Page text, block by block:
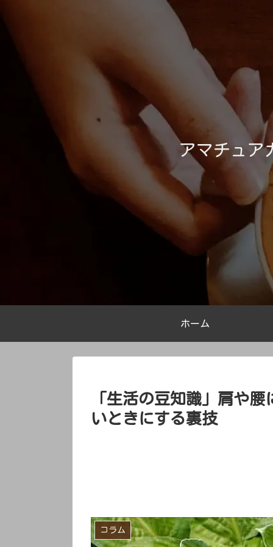
アマチュア
ホーム
「生活の豆知識」肩や
いときにする裏技
コラム